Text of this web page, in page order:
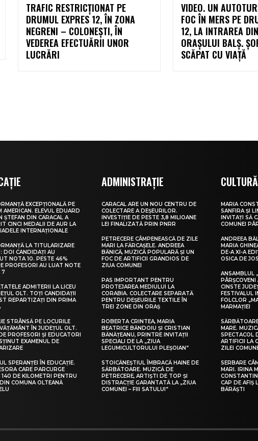
TRAFIC RESTRICȚIONAT PE
DRUMUL EXPRES 12, ÎN ZONA
NEGRENI – COLONEȘTI, ÎN
VEDEREA EFECTUĂRII UNOR
LUCRĂRI
VIDEO. UN
FOC ÎN MERS PE
12, LA INTRAREA
ORAȘULUI BALȘ.
SCĂPAT CU VIAȚĂ
EXCEPȚIONALĂ PE
AMERICAN. ELEVUL EDUARD
ȘTEFAN DIN CARACAL A
CINCI MEDALII DE AUR LA
INTERNAȚIONALE
LA TITULARIZARE
DOI CANDIDAȚI AU
NOTA 10. PESTE 46%
PROFESORI AU LUAT NOTE
7
ADMITERII LA LICEU
OLT. TOȚI CANDIDAȚII
REPARTIZAȚI DIN PRIMA
STRÂNSĂ PE LOCURILE
ÎN JUDEȚUL OLT.
PROFESORI ȘI EDUCATORI
EXAMENUL DE
SPERANȚEI ÎN EDUCAȚIE.
CARE PARCURGE
140 DE KILOMETRI PENTRU
COMUNA OLTEANĂ
ADMINISTRAȚIE
CARACAL ARE UN NOU CENTRU DE
COLECTARE A DEȘEURILOR.
INVESTIȚIE DE PESTE 3,8 MILIOANE
LEI FINALIZATĂ PRIN PNRR
PETRECERE CÂMPENEASCĂ DE ZILE
MARI LA FĂRCAȘELE. ANDREEA
BĂNICĂ, MUZICĂ POPULARĂ ȘI UN
FOC DE ARTIFICII GRANDIOS DE
ZIUA COMUNEI
PAS IMPORTANT PENTRU
PROTEJAREA MEDIULUI LA
CORABIA. COLECTARE SEPARATĂ
PENTRU DEȘEURILE TEXTILE ÎN
TREI ZONE DIN ORAȘ
ROBERTA CRINTEA, MARIA
BEATRICE BĂNDOIU ȘI CRISTIAN
BĂNĂȚEANU, PRINTRE INVITAȚII
SPECIALI DE LA „ZIUA
LEGUMICULTORULUI PLEȘOIAN”
STOICĂNEȘTIUL ÎMBRACĂ HAINE DE
SĂRBĂTOARE. MUZICĂ DE
PETRECERE, ARTIȘTI DE TOP ȘI
DISTRACȚIE GARANTATĂ LA „ZIUA
COMUNEI – FIII SATULUI”
CULTURĂ
MARIA
SANFIRA ȘI
INVITAȚI SĂ
COMUNEI
ANDREEA
MARIA
DE-A XI-A
OSICA DE JOS
ANSAMBLUL
CINSTE
FESTIVALUL
FOLCLOR
MARMAȚIEI
MARE.
SPECTACOL
ARTIFICII LA
ZILEI
SERBARE
MARI. IRINA
CAP DE AFIȘ
BĂRĂȘTI